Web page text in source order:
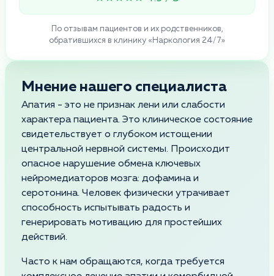
По отзывам пациентов и их родственников,
обратившихся в клинику «Наркология 24/7»
Мнение нашего специалиста
Апатия - это не признак лени или слабости
характера пациента. Это клиническое состояние
свидетельствует о глубоком истощении
центральной нервной системы. Происходит
опасное нарушение обмена ключевых
нейромедиаторов мозга: дофамина и
серотонина. Человек физически утрачивает
способность испытывать радость и
генерировать мотивацию для простейших
действий.
Часто к нам обращаются, когда требуется